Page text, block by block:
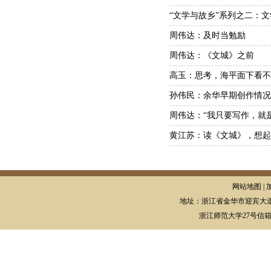
“文学与故乡”系列之二：
周伟达：及时当勉励
周伟达：《文城》之前
高玉：思考，海平面下看
孙伟民：余华早期创作情
周伟达：“我只要写作，
黄江苏：读《文城》，想
网站地图 |
地址：浙江省金华市迎宾大
浙江师范大学27号信